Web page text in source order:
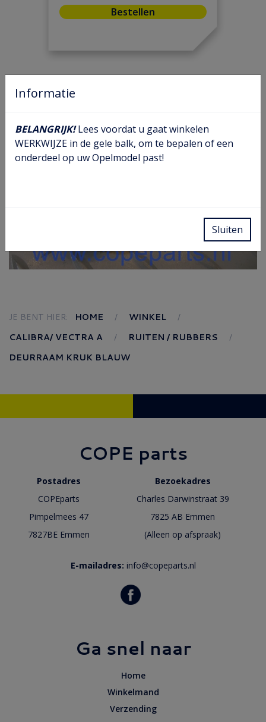
Ruiten / Rubbers(60)
Bestellen
JE BENT HIER: HOME
WINKEL
CALIBRA/ VECTRA A
RUITEN / RUBBERS
DEURRAAM KRUK BLAUW
COPE parts
Postadres
Bezoekadres
COPEparts
Charles Darwinstraat 39
Pimpelmees 47
7825 AB Emmen
7827BE Emmen
(Alleen op afspraak)
E-mailadres: info@copeparts.nl
Ga snel naar
Home
Winkelmand
Verzending
Informatie
BELANGRIJK!Lees voordat u gaat winkelen
WERKWIJZE in de gele balk, om te bepalen of een
onderdeel op uw Opelmodel past!
Sluiten